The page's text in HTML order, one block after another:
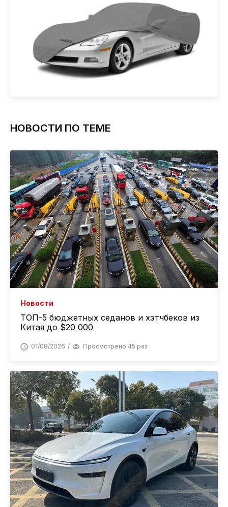
НОВОСТИ ПО ТЕМЕ
Новости
ТОП-5 бюджетных седанов и хэтчбеков из
Китая до $20 000
01/08/2026 Просмотрено 45 раз